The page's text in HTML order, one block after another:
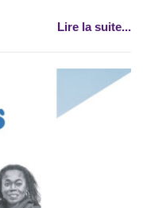
Lire la suite...